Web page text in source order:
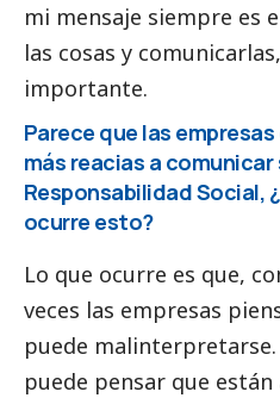
mi mensaje siempre es
las cosas y
importante.
Parece que las
más reacias a
ResponsabilidadSocial,
ocurre esto?
Lo que ocurre es que,
veces las empresas
puede malinterpretarse.
puede pensar que